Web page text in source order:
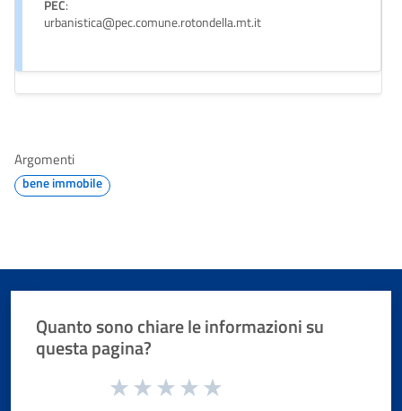
PEC:
urbanistica@pec.comune.rotondella.mt.it
Argomenti
bene immobile
Quanto sono chiare le informazioni su
questa pagina?
Valuta da 1 a 5 stelle la pagina